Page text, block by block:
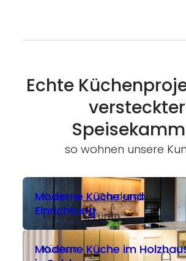
Echte
versteckter
so wohnen unsere
Küchen
Garderoben
Fenster & Türen
Moderne Küche und
Einrichtung
Küchen
Moderne Küche im